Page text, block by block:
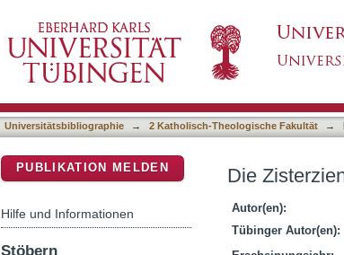
Universitätsbibliographie → 2 Katholisch-Theologische Fakultät →
Die
Autor(en):
Tübinger Autor(en):
PUBLIKATION MELDEN
Hilfe und Informationen
Stöbern